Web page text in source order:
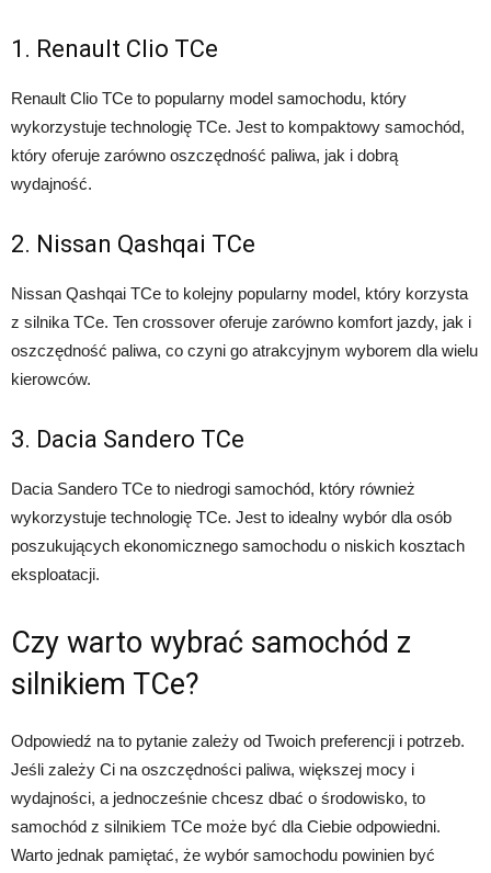
1. Renault Clio TCe
Renault Clio TCe to popularny model samochodu, który
wykorzystuje technologię TCe. Jest to kompaktowy samochód,
który oferuje zarówno oszczędność paliwa, jak i dobrą
wydajność.
2. Nissan Qashqai TCe
Nissan Qashqai TCe to kolejny popularny model, który korzysta
z silnika TCe. Ten crossover oferuje zarówno komfort jazdy, jak i
oszczędność paliwa, co czyni go atrakcyjnym wyborem dla wielu
kierowców.
3. Dacia Sandero TCe
Dacia Sandero TCe to niedrogi samochód, który również
wykorzystuje technologię TCe. Jest to idealny wybór dla osób
poszukujących ekonomicznego samochodu o niskich kosztach
eksploatacji.
Czy warto wybrać samochód z
silnikiem TCe?
Odpowiedź na to pytanie zależy od Twoich preferencji i potrzeb.
Jeśli zależy Ci na oszczędności paliwa, większej mocy i
wydajności, a jednocześnie chcesz dbać o środowisko, to
samochód z silnikiem TCe może być dla Ciebie odpowiedni.
Warto jednak pamiętać, że wybór samochodu powinien być